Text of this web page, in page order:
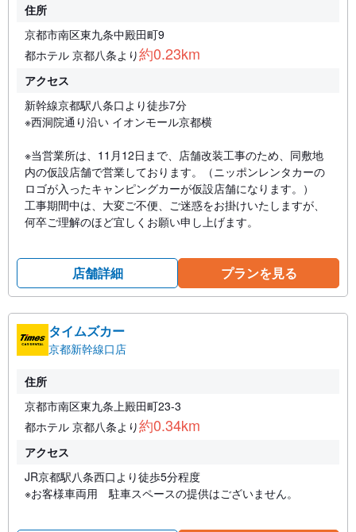
住所
京都市南区東九条中殿田町9
都ホテル 京都八条より約0.23km
アクセス
新幹線京都駅八条口より徒歩7分
※西洞院通り沿い イオンモール京都横
※当営業所は、11月12日まで、店舗改装工事のため、同敷地
内の仮設店舗で営業しております。（ニッポンレンタカーの
ロゴが入ったキャンピングカーが仮設店舗になります。）
工事期間中は、大変ご不便、ご迷惑をお掛けいたしますが、
何卒ご理解のほど宜しくお願い申し上げます。
店舗詳細 プランを見る
タイムズカー
京都新幹線口店
住所
京都市南区東九条上殿田町23-3
都ホテル 京都八条より約0.34km
アクセス
JR京都駅八条西口より徒歩5分程度
※お客様車両用 駐車スペースの提供はございません。